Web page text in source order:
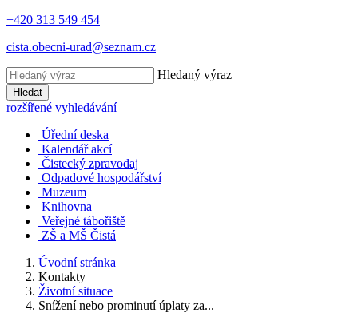
+420 313 549 454
cista.obecni-urad@seznam.cz
Hledaný výraz
Hledat
rozšířené vyhledávání
Úřední deska
Kalendář akcí
Čistecký zpravodaj
Odpadové hospodářství
Muzeum
Knihovna
Veřejné tábořiště
ZŠ a MŠ Čistá
Úvodní stránka
Kontakty
Životní situace
Snížení nebo prominutí úplaty za...